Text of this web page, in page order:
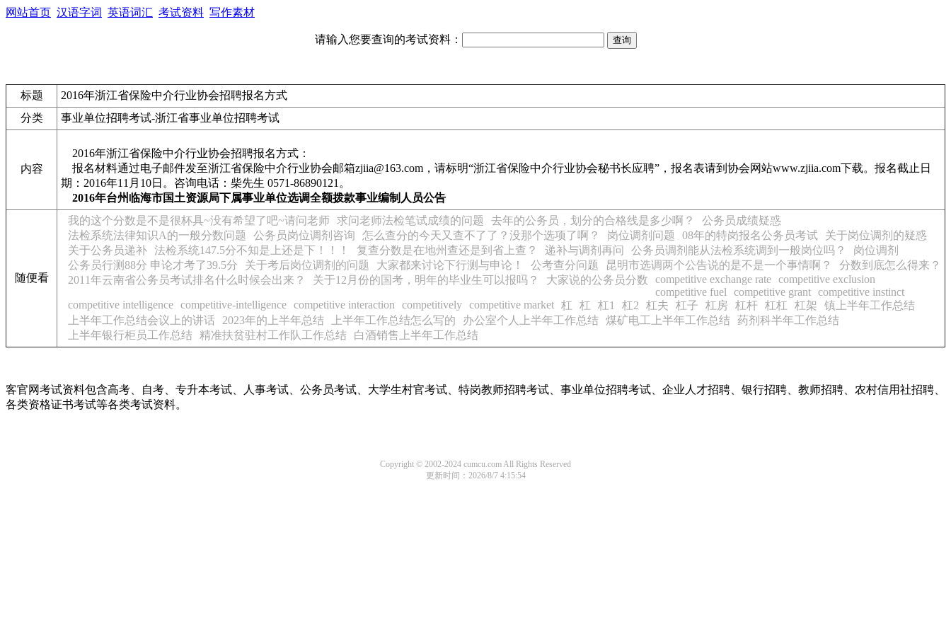
网站首页 汉语字词 英语词汇 考试资料 写作素材
请输入您要查询的考试资料：
标题
2016年浙江省保险中介行业协会招聘报名方式
分类
事业单位招聘考试-浙江省事业单位招聘考试
内容
2016年浙江省保险中介行业协会招聘报名方式：
报名材料通过电子邮件发至浙江省保险中介行业协会邮箱zjiia@163.com，请标明“浙江省保险中介行业协会秘书长应聘”，报名表请到协会网站www.zjiia.com下载。报名截止日
期：2016年11月10日。咨询电话：柴先生 0571-86890121。
2016年台州临海市国土资源局下属事业单位选调全额拨款事业编制人员公告
随便看
我的这个分数是不是很杯具~没有希望了吧~请问老师 求问老师法检笔试成绩的问题 去年的公务员，划分的合格线是多少啊？
公务员成绩疑惑
法检系统法律知识A的一般分数问题
公务员岗位调剂咨询 怎么查分的今天又查不了了？没那个选项了啊？ 岗位调剂问题 08年的特岗报名公务员考试
关于岗位调剂的疑惑
关于公务员递补 法检系统147.5分不知是上还是下！！！ 复查分数是在地州查还是到省上查？ 递补与调剂再问 公务员调剂能从法检系统调到一般岗位吗？
岗位调剂
公务员行测88分 申论才考了39.5分
关于考后岗位调剂的问题 大家都来讨论下行测与申论！ 公考查分问题 昆明市选调两个公告说的是不是一个事情啊？
分数到底怎么得来？
2011年云南省公务员考试排名什么时候会出来？
关于12月份的国考，明年的毕业生可以报吗？ 大家说的公务员分数 competitive exchange rate competitive exclusion
competitive fuel
competitive grant competitive instinct
competitive intelligence competitive-intelligence competitive interaction competitively competitive market 杠 杠 杠1 杠2 杠夫 杠子 杠房 杠杆 杠杠 杠架
镇上半年工作总结
上半年工作总结会议上的讲话
2023年的上半年总结 上半年工作总结怎么写的 办公室个人上半年工作总结 煤矿电工上半年工作总结 药剂科半年工作总结
上半年银行柜员工作总结
精准扶贫驻村工作队工作总结 白酒销售上半年工作总结
客官网考试资料包含高考、自考、专升本考试、人事考试、公务员考试、大学生村官考试、特岗教师招聘考试、事业单位招聘考试、企业人才招聘、银行招聘、教师招聘、农村信用社招聘、
各类资格证书考试等各类考试资料。
Copyright © 2002-2024 cumcu.com All Rights Reserved
更新时间：2026/8/7 4:15:54